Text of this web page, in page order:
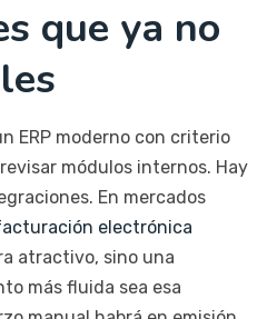
que ya no
ERP moderno con criterio
módulos internos. Hay
En mercados
electrónica
atractivo, sino una
más fluida sea esa